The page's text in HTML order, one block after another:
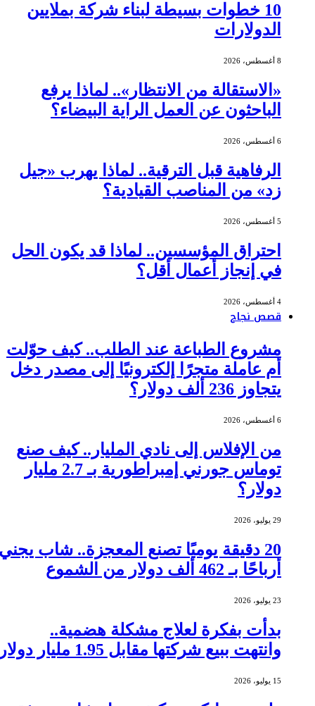
10 خطوات بسيطة لبناء شركة بملايين
الدولارات
8 أغسطس، 2026
«الاستقالة من الانتظار».. لماذا يرفع
الباحثون عن العمل الراية البيضاء؟
6 أغسطس، 2026
الرفاهية قبل الترقية.. لماذا يهرب «جيل
زد» من المناصب القيادية؟
5 أغسطس، 2026
احتراق المؤسسين.. لماذا قد يكون الحل
في إنجاز أعمال أقل؟
4 أغسطس، 2026
قصص نجاح
مشروع الطباعة عند الطلب.. كيف حوّلت
أم عاملة متجرًا إلكترونيًا إلى مصدر دخل
يتجاوز 236 ألف دولار؟
6 أغسطس، 2026
من الإفلاس إلى نادي المليار.. كيف صنع
توماس جورني إمبراطورية بـ 2.7 مليار
دولار؟
29 يوليو، 2026
20 دقيقة يوميًا تصنع المعجزة.. شاب يجني
أرباحًا بـ 462 ألف دولار من الشموع
23 يوليو، 2026
بدأت بفكرة لعلاج مشكلة هضمية..
وانتهت ببيع شركتها مقابل 1.95 مليار دولار
15 يوليو، 2026